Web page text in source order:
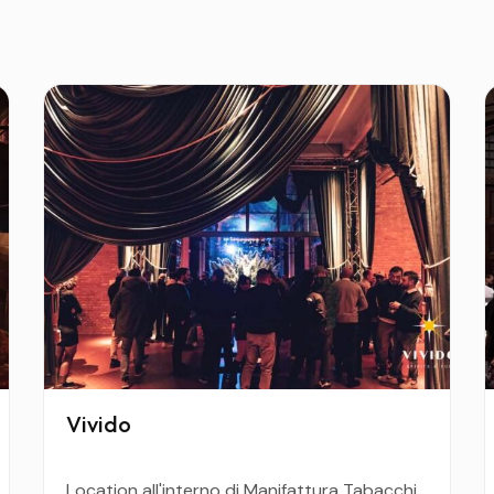
sempre la programmazione prima di organizzare
e degli eventi fiorentini pensati per chi vuole
da solo disponibilità, formule e informazioni
Vivido